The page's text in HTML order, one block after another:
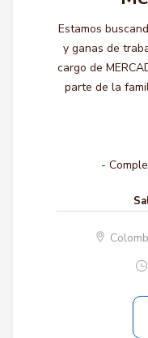
Estamos
y ganas de
cargo de
parte de la
-